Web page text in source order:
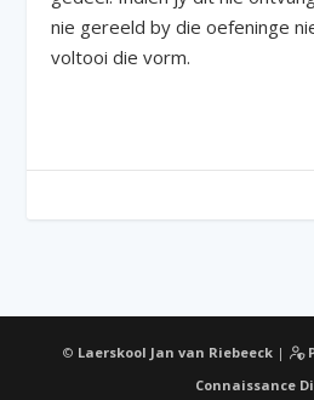
nie gereeld by die oefeninge
voltooi die vorm.
© Laerskool Jan van Riebeeck|
Connaissance